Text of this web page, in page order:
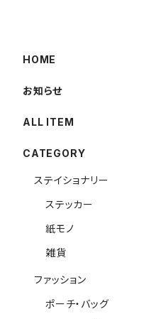
HOME
お知らせ
ALL ITEM
CATEGORY
ステイショナリー
ステッカー
紙モノ
雑貨
ファッション
ポーチ・バッグ